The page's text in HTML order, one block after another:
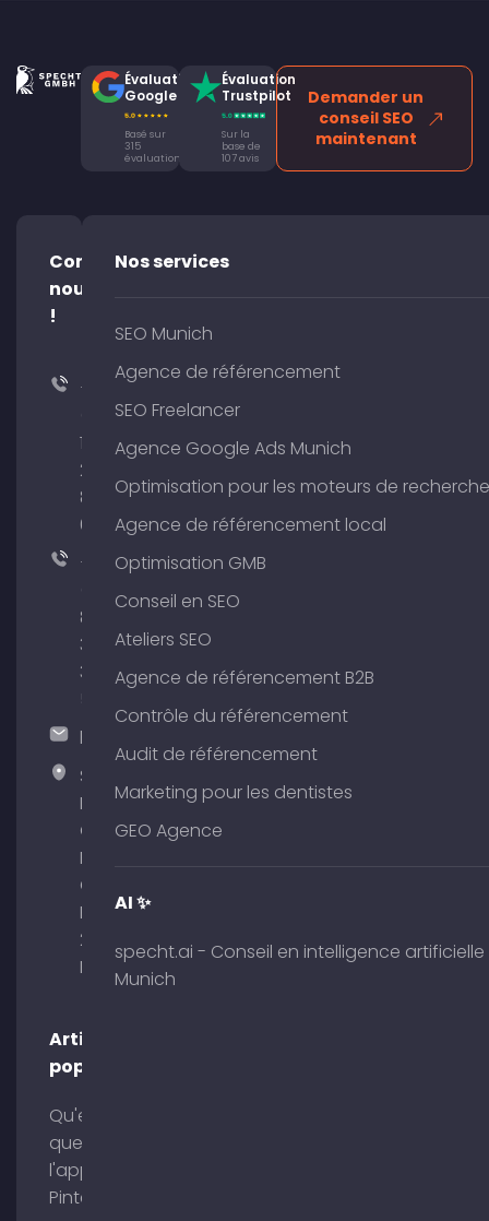
Évaluation
Google
Basé sur
315
évaluations
Évaluation
Trustpilot
Sur la
base de
107 avis
Demander un
conseil SEO
maintenant
Contacte-
nous
!
+49
176
204
801
64
+49
89
380
375
hallo@timospecht.de
Specht
Marketing
GmbH –
Palais am
Obelisk
Briennerstr.
29 80333
Munich
Articles
populaires
Qu'est-ce
que
l'application
Pinterest ?
Nos services
SEO Munich
Agence de référencement
SEO Freelancer
Agence Google Ads Munich
Optimisation pour les moteurs de recherche
Agence de référencement local
Optimisation GMB
Conseil en SEO
Ateliers SEO
Agence de référencement B2B
Contrôle du référencement
Audit de référencement
Marketing pour les dentistes
GEO Agence
AI ✨
specht.ai - Conseil en intelligence artificielle
Munich